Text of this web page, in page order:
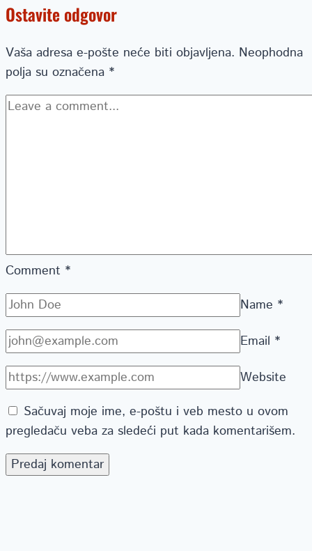
Ostavite odgovor
Vaša adresa e-pošte neće biti objavljena. Neophodna
polja su označena *
Comment *
Name *
Email *
Website
Sačuvaj moje ime, e-poštu i veb mesto u ovom
pregledaču veba za sledeći put kada komentarišem.